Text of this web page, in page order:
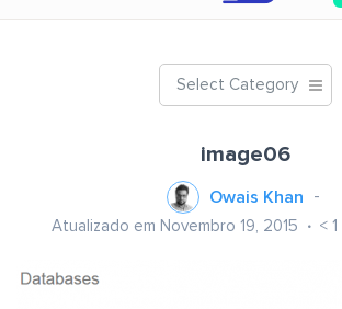
Select Category
image06
Owais Khan
Atualizado em Novembro 19, 2015 < 1